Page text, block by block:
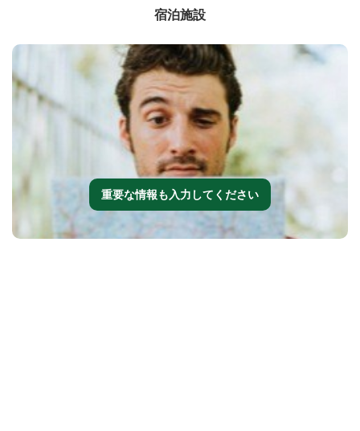
宿泊施設
重要な情報も入力してください